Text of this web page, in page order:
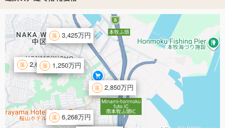
6,268万円
3,425万円
2,850万円
2,601万円1,250万円